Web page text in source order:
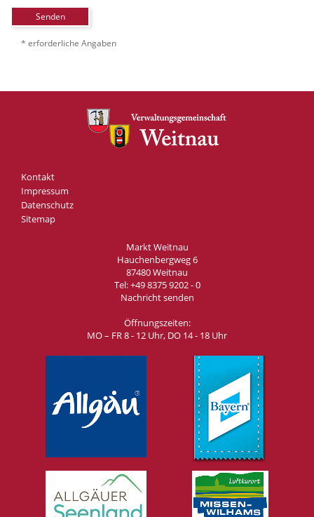
Senden
* erforderliche Angaben
Kontakt
Impressum
Datenschutz
Sitemap
Markt Weitnau
Hauchenbergweg 6
87480 Weitnau
Tel:+49 8375 9202 - 0
Nachricht senden
Öffnungszeiten:
MO – FR 8 - 12 Uhr, DO 14 - 18 Uhr